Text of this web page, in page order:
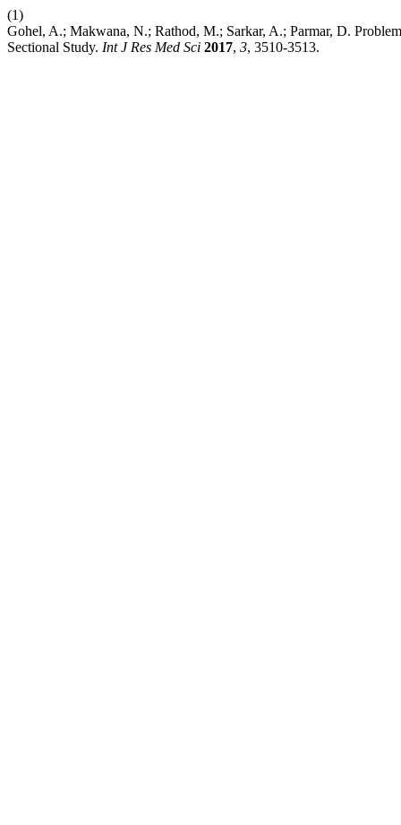
(1)
Gohel, A.; Makwana, N.; Rathod, M.; Sarkar, A.; Parmar, D.
Sectional Study. Int J Res Med Sci 2017, 3, 3510-3513.